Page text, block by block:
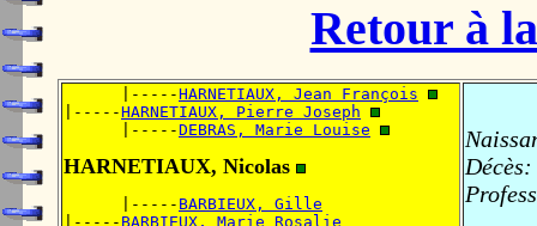
Retour à
      |-----
HARNETIAUX, Jean François
|-----HARNETIAUX, Pierre Joseph
      |-----
DEBRAS, Marie Louise
HARNETIAUX, Nicolas
      |-----
BARBIEUX, Gille
|----- BARBIEUX, Marie Rosalie
Décès: